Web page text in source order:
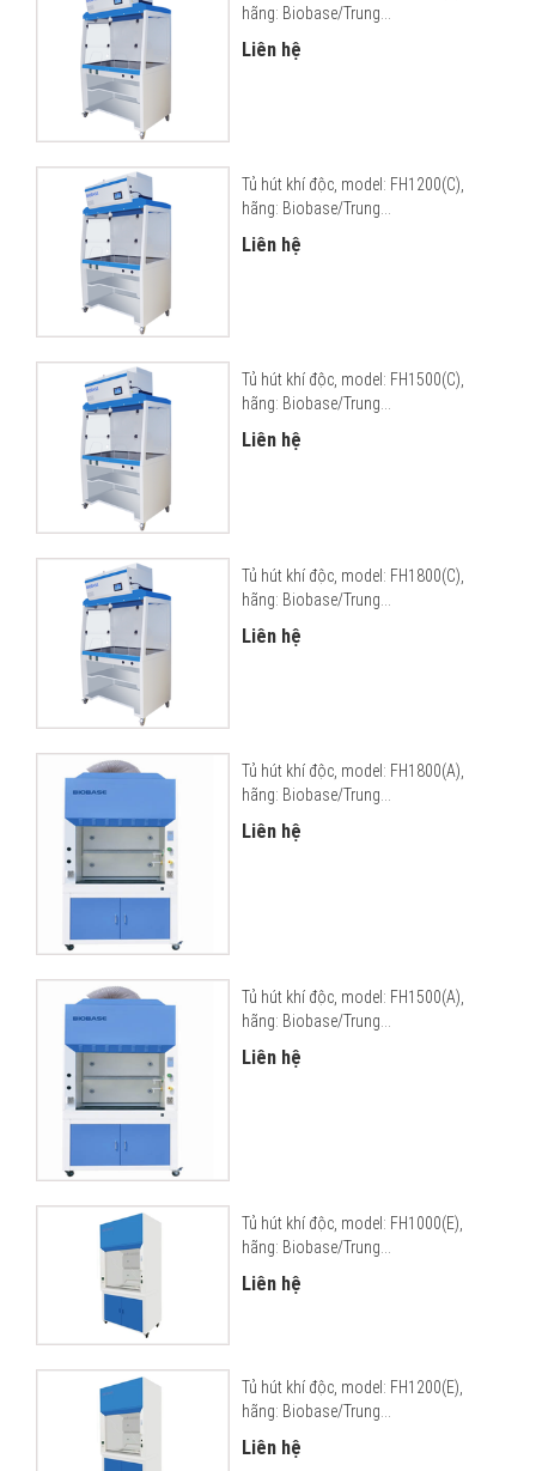
hãng: Biobase/Trung...
Liên hệ
Tủ hút khí độc, model: FH1200(C),
hãng: Biobase/Trung...
Liên hệ
Tủ hút khí độc, model: FH1500(C),
hãng: Biobase/Trung...
Liên hệ
Tủ hút khí độc, model: FH1800(C),
hãng: Biobase/Trung...
Liên hệ
Tủ hút khí độc, model: FH1800(A),
hãng: Biobase/Trung...
Liên hệ
Tủ hút khí độc, model: FH1500(A),
hãng: Biobase/Trung...
Liên hệ
Tủ hút khí độc, model: FH1000(E),
hãng: Biobase/Trung...
Liên hệ
Tủ hút khí độc, model: FH1200(E),
hãng: Biobase/Trung...
Liên hệ